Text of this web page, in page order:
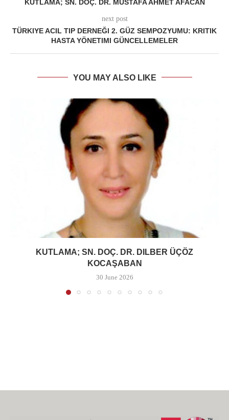
KUTLAMA; SN. DOÇ. DR. MUSTAFA AHMET AFACAN
next post
TÜRKIYE ACIL TIP DERNEĞI 2. GÜZ SEMPOZYUMU: KRITIK
HASTA YÖNETIMI GÜNCELLEMELER
YOU MAY ALSO LIKE
KUTLAMA; SN. DOÇ. DR. DILBER ÜÇÖZ
KOCAŞABAN
30 June 2026